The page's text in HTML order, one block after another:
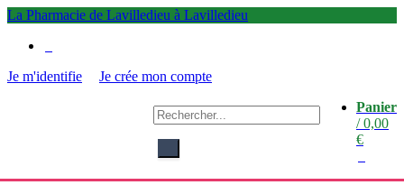
La Pharmacie de Lavilledieu à Lavilledieu
Je m'identifie
Je crée mon compte
Panier
/0,00
€